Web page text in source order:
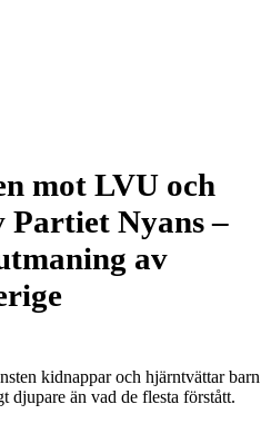
mot LVU och
Partiet Nyans –
av
kidnappar och hjärntvättar barn
djupare än vad de flesta förstått.